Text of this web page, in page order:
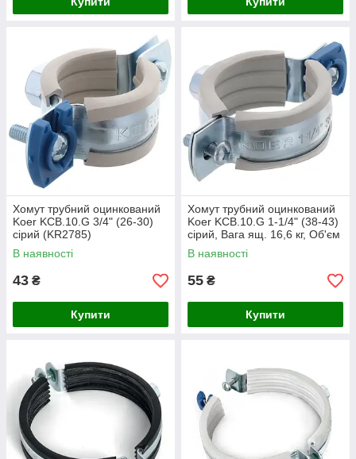
Хомут трубний оцинкований
Koer KCB.10.G 3/4" (26-30)
сірий (KR2785)
В наявності
43 ₴
Купити
Хомут трубний оцинкований
Koer KCB.10.G 1-1/4" (38-43)
сірий, Вага ящ. 16,6 кг, Об'єм
ящ. 0,028 м³, Од. в упак. 190
шт
В наявності
55 ₴
Купити